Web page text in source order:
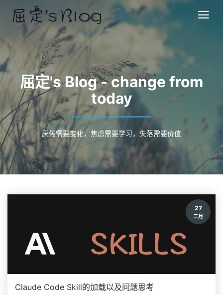
屈定's Blog - change from
today
厌倦需要变化，焦虑需要学习，失落需要价值
27
二月
Claude Code Skill的加载以及问题思考